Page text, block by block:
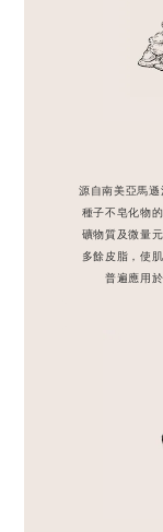
源自南美亞馬
種子不皂化物
礦物質及微量
多餘皮脂，使
普遍應用